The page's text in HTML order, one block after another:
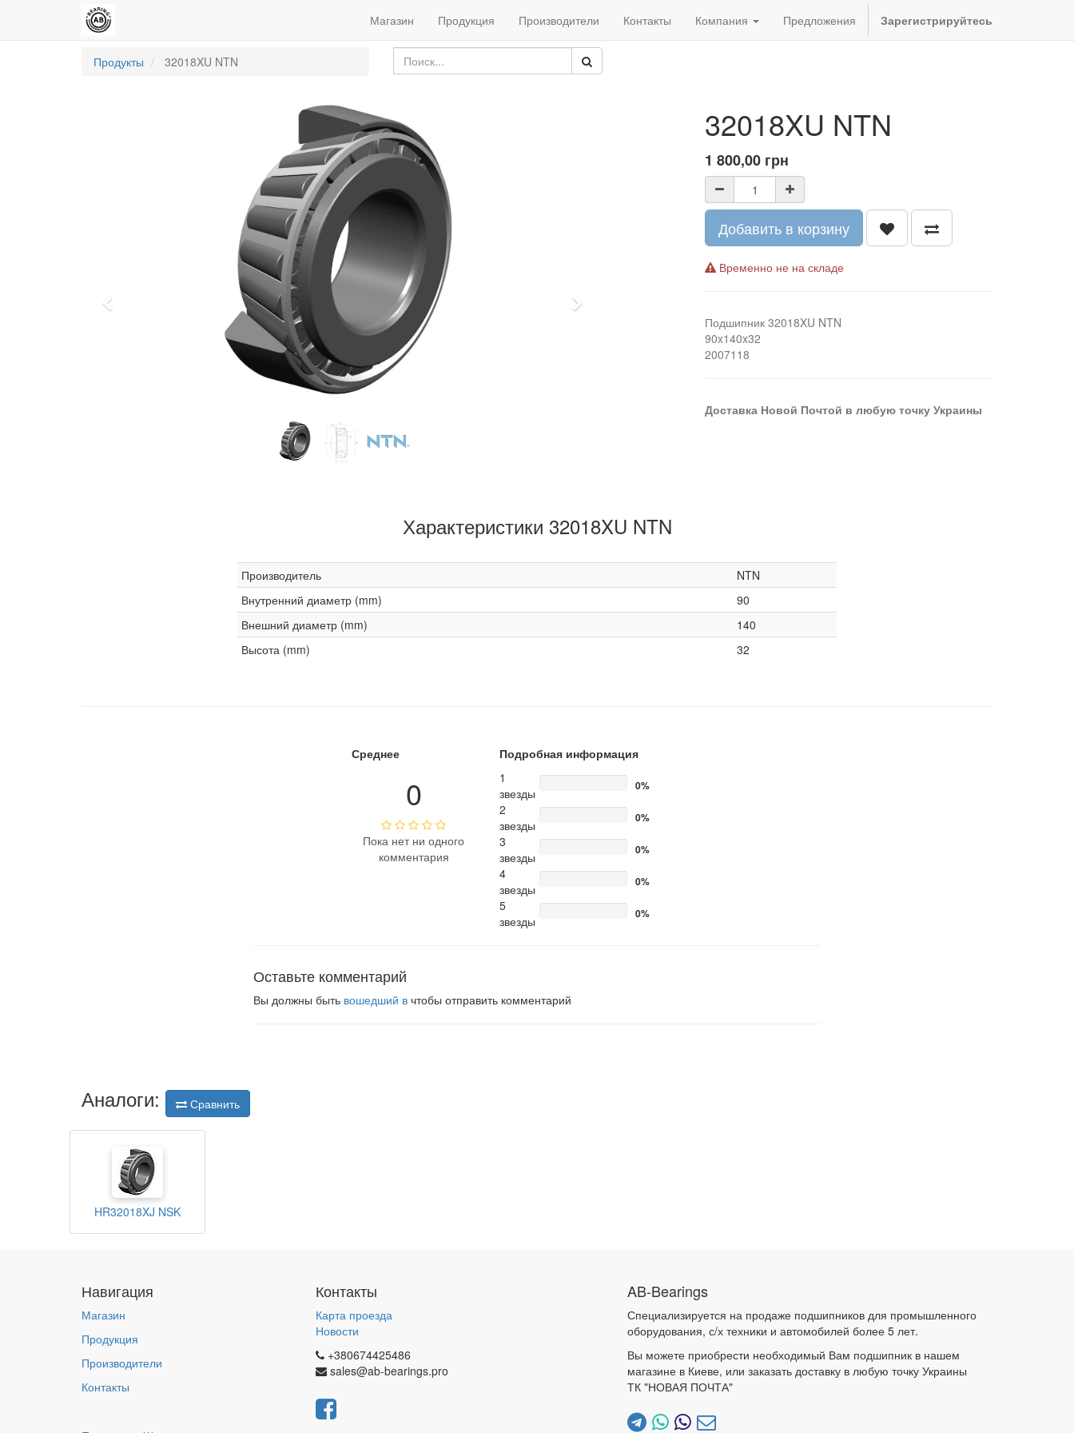
Магазин Продукция Производители Контакты Компания Предложения Зарегистрируйтесь
Продукты 32018XU NTN
Next
32018XU NTN
1 800,00 грн
Добавить в корзину
Временно не на складе
Подшипник 32018XU NTN
90x140x32
2007118
Доставка Новой Почтой в любую точку Украины
Характеристики 32018XU NTN
Производитель
NTN
Внутренний диаметр (mm)
90
Внешний диаметр (mm)
140
Высота (mm)
32
Среднее
0
Пока нет ни одного
комментария
Подробная информация
1
звезды
0%
2
звезды
0%
3
звезды
0%
4
звезды
0%
5
звезды
0%
Оставьте комментарий
Вы должны быть вошедший в чтобы отправить комментарий
Аналоги: Сравнить
HR32018XJ NSK
Навигация
Магазин
Продукция
Производители
Контакты
Контакты
Карта проезда
Новости
+380674425486
sales@ab-bearings.pro
AB-Bearings
Специализируется на продаже подшипников для промышленного
оборудования, с/х техники и автомобилей более 5 лет.
Вы можете приобрести необходимый Вам подшипник в нашем
магазине в Киеве, или заказать доставку в любую точку Украины
ТК "НОВАЯ ПОЧТА"